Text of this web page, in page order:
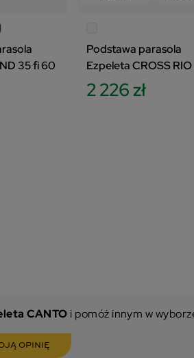
35 fi 60
Podstawa parasola
Ezpeleta CROSS
4x SLAB biały
2 226 zł
CANTO i pomóż innym w
OPINIĘ